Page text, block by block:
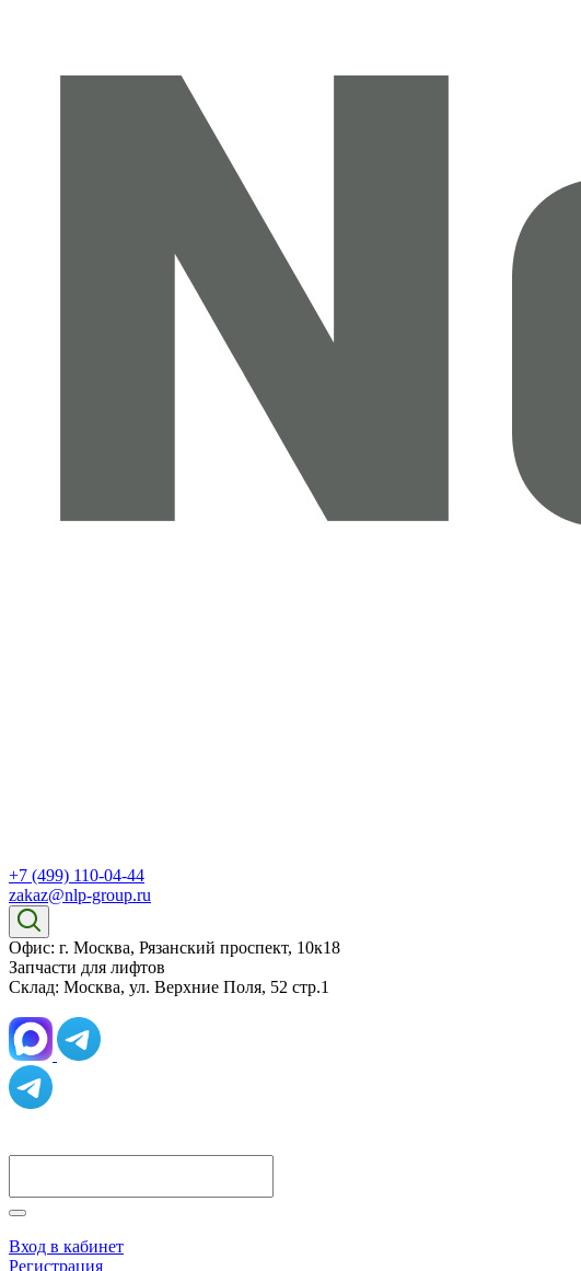
+7 (499) 110-04-44
zakaz@nlp-group.ru
Офис: г. Москва, Рязанский проспект, 10к18
Запчасти для лифтов
Склад: Москва, ул. Верхние Поля, 52 стр.1
Вход в кабинет
Регистрация